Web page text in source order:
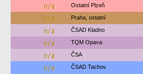
n/a Ostatní Plzeň
n/a Praha, ostatní
n/a ČSAD Kladno
n/a TQM Opava
n/a ČSA
n/a ČSAD Tachov